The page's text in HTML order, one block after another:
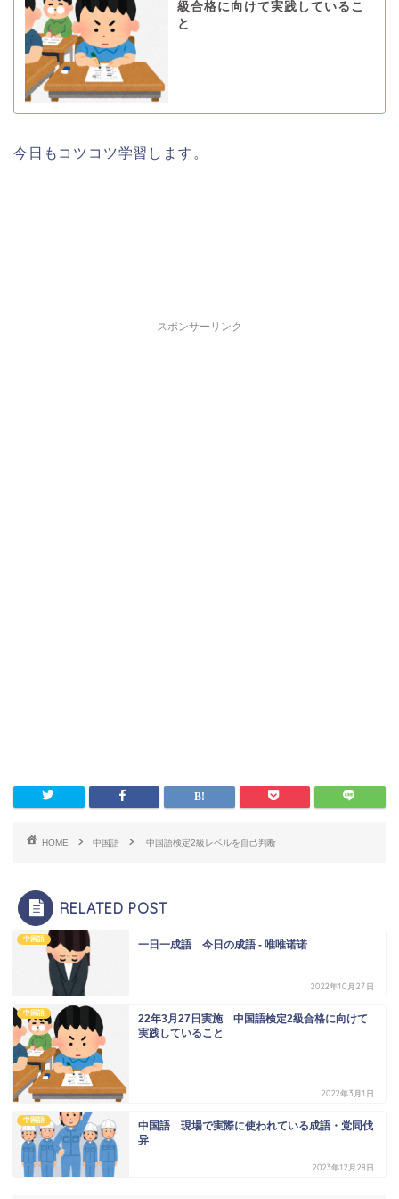
級合格に向けて実践しているこ
と
今日もコツコツ学習します。
スポンサーリンク
HOME 中国語 中国語検定2級レベルを自己判断
RELATED POST
中国語 一日一成語 今日の成語 - 唯唯诺诺
2022年10月27日
中国語
22年3月27日実施 中国語検定2級合格に向けて
実践していること
2022年3月1日
中国語
中国語 現場で実際に使われている成語・党同伐
异
2023年12月28日